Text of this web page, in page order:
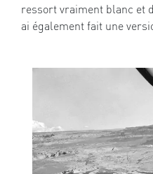
ressort vraiment blanc et
ai également fait une